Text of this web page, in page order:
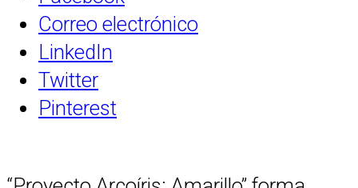
Correo electrónico
LinkedIn
Twitter
Pinterest